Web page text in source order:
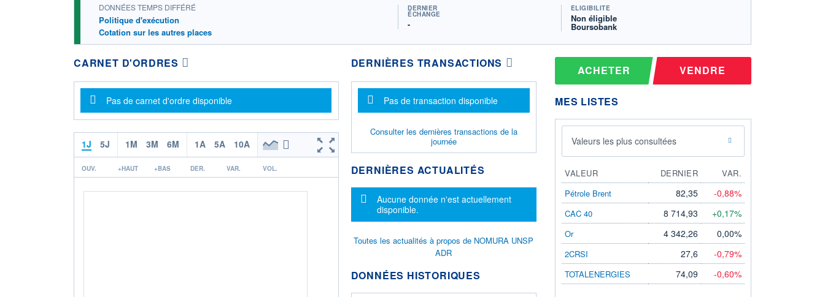
DONNÉES TEMPS DIFFÉRÉ
Politique d'exécution
Cotation sur les autres places
DERNIER
ÉCHANGE
-
ÉLIGIBILITÉ
Non éligible
Boursobank
CARNET D'ORDRES
Message d'information
Pas de carnet d'ordre disponible
1J 5J 1M 3M 6M 1A 5A 10A
OUV. +HAUT +BAS DER. VAR. VOL.
DERNIÈRES TRANSACTIONS
Message d'information
Pas de transaction disponible
Consulter les dernières transactions de la
journée
DERNIÈRES ACTUALITÉS
Message d'information
Aucune donnée n'est actuellement
disponible.
Toutes les actualités à propos de NOMURA UNSP
ADR
DONNÉES HISTORIQUES
ACHETER VENDRE
MES LISTES
Valeurs les plus consultées
VALEUR DERNIER
VAR.
Pétrole Brent
82,35 -0,88%
CAC 40 8 714,93 +0,17%
Or 4 342,26 0,00%
2CRSI 27,6 -0,79%
TOTALENERGIES 74,09 -0,60%